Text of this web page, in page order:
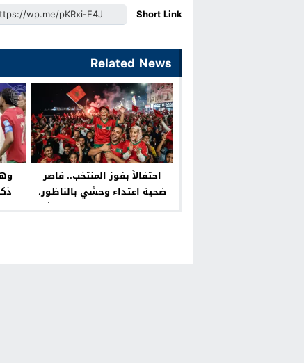
Short Link
Related News
احتفالاً بفوز المنتخب.. قاصر
ضحية اعتداء وحشي بالناظور،
وعائلته تطالب بالإنصاف وكشف